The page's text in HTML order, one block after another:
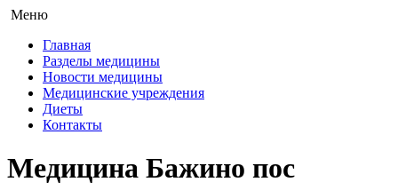
Меню
Главная
Разделы медицины
Новости медицины
Медицинские учреждения
Диеты
Контакты
Медицина Бажино пос